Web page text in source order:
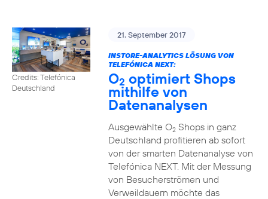
Credits: Telefónica
Deutschland
21. September 2017
INSTORE-ANALYTICS LÖSUNG VON
TELEFÓNICA NEXT:
O2 optimiert Shops
mithilfe von
Datenanalysen
Ausgewählte O2Shops in ganz
Deutschland profitieren ab sofort
von der smarten Datenanalyse von
Telefónica NEXT. Mit der Messung
von Besucherströmen und
Verweildauern möchte das